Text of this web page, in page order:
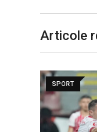
Articole
SPORT